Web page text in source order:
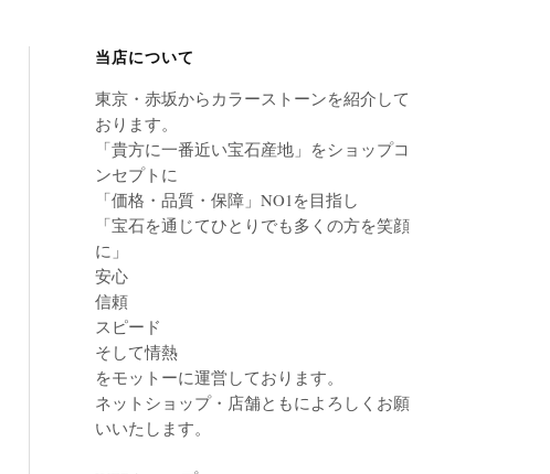
当店について
東京・赤坂からカラーストーンを紹介して
おります。
「貴方に一番近い宝石産地」をショップコ
ンセプトに
「価格・品質・保障」NO1を目指し
「宝石を通じてひとりでも多くの方を笑顔
に」
安心
信頼
スピード
そして情熱
をモットーに運営しております。
ネットショップ・店舗ともによろしくお願
いいたします。